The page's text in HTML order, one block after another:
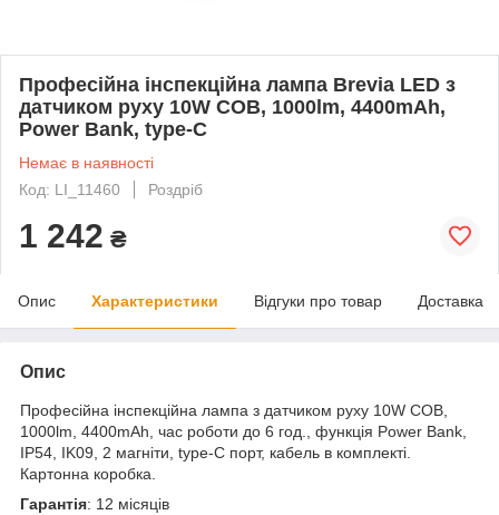
Професійна інспекційна лампа Brevia LED з
датчиком руху 10W COB, 1000lm, 4400mAh,
Power Bank, type-C
Немає в наявності
Код: LI_11460
Роздріб
1 242 ₴
Опис Характеристики Відгуки про товар Доставка
Опис
Професійна інспекційна лампа з датчиком руху 10W COB,
1000lm, 4400mAh, час роботи до 6 год., функція Power Bank,
IP54, IK09, 2 магніти, type-C порт, кабель в комплекті.
Картонна коробка.
Гарантія: 12 місяців